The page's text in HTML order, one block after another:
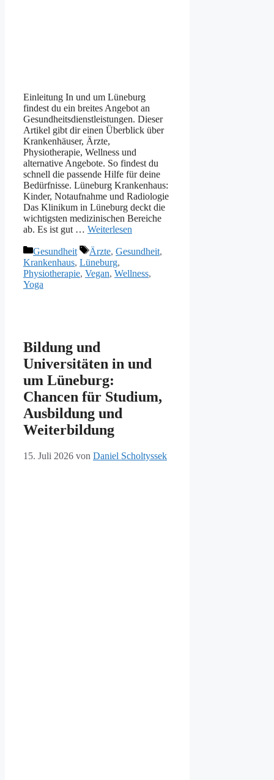
Einleitung In und um Lüneburg
findest du ein breites Angebot an
Gesundheitsdienstleistungen. Dieser
Artikel gibt dir einen Überblick über
Krankenhäuser, Ärzte,
Physiotherapie, Wellness und
alternative Angebote. So findest du
schnell die passende Hilfe für deine
Bedürfnisse. Lüneburg Krankenhaus:
Kinder, Notaufnahme und Radiologie
Das Klinikum in Lüneburg deckt die
wichtigsten medizinischen Bereiche
ab. Es ist gut … Weiterlesen
Kategorien
Gesundheit Schlagwörter
Ärzte, Gesundheit,
Krankenhaus, Lüneburg,
Physiotherapie, Vegan, Wellness,
Yoga
Bildung und
Universitäten in und
um Lüneburg:
Chancen für Studium,
Ausbildung und
Weiterbildung
15. Juli 2026 von Daniel Scholtyssek